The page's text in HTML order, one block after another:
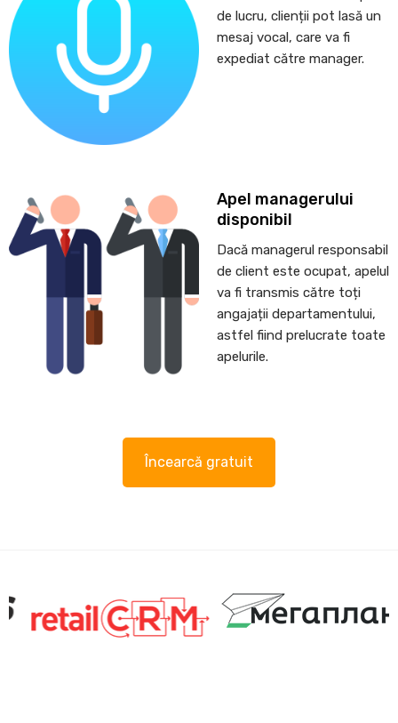
de lucru, clienții pot lasă un
mesaj vocal, care va fi
expediat către manager.
Apel managerului
disponibil
Dacă managerul responsabil
de client este ocupat, apelul
va fi transmis către toți
angajații departamentului,
astfel fiind prelucrate toate
apelurile.
Încearcă gratuit